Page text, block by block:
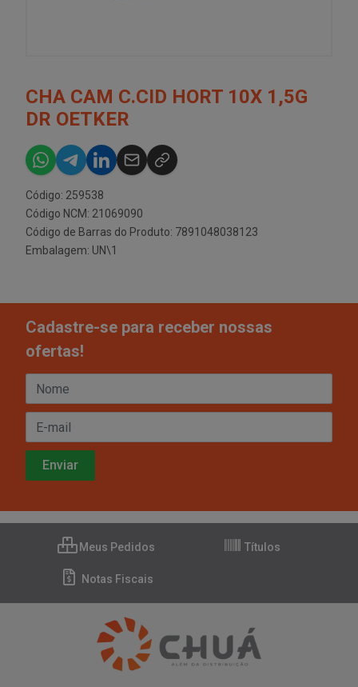
CHA CAM C.CID HORT 10X 1,5G
DR OETKER
Código: 259538
Código NCM: 21069090
Código de Barras do Produto: 7891048038123
Embalagem: UN\1
Cadastre-se para receber nossas
ofertas!
Meus Pedidos Títulos
Notas Fiscais